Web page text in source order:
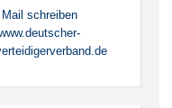
Mail schreiben